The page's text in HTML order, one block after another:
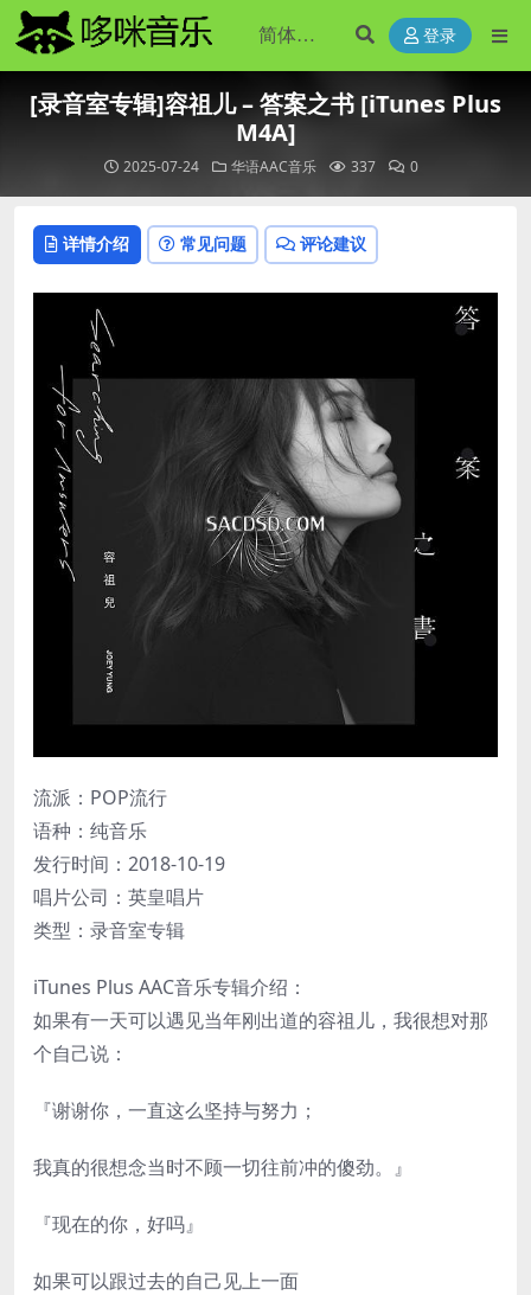
登录
[录音室专辑]容祖儿 – 答案之书 [iTunes Plus
M4A]
2025-07-24 华语AAC音乐 337 0
详情介绍 常见问题 评论建议
流派：POP流行
语种：纯音乐
发行时间：2018-10-19
唱片公司：英皇唱片
类型：录音室专辑
iTunes Plus AAC音乐专辑介绍：
如果有一天可以遇见当年刚出道的容祖儿，我很想对那
个自己说：
『谢谢你，一直这么坚持与努力；
我真的很想念当时不顾一切往前冲的傻劲。』
『现在的你，好吗』
如果可以跟过去的自己见上一面